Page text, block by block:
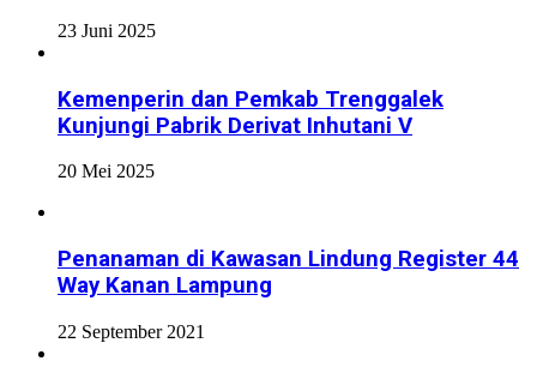
23 Juni 2025
Kemenperin dan Pemkab Trenggalek
Kunjungi Pabrik Derivat Inhutani V
20 Mei 2025
Penanaman di Kawasan Lindung Register 44
Way Kanan Lampung
22 September 2021